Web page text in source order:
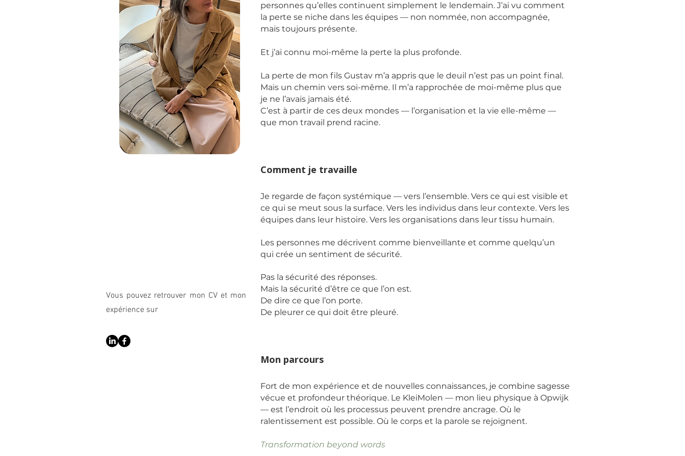
​​Vous pouvez retrouver mon CV et mon
expérience sur
personnes qu’elles continuent simplement le lendemain. J’ai vu comment
la perte se niche dans les équipes — non nommée, non accompagnée,
mais toujours présente.
Et j’ai connu moi-même la perte la plus profonde.
La perte de mon fils Gustav m’a appris que le deuil n’est pas un point final.
Mais un chemin vers soi-même. Il m’a rapprochée de moi-même plus que
je ne l’avais jamais été.
C’est à partir de ces deux mondes — l’organisation et la vie elle-même —
que mon travail prend racine.
Comment je travaille
Je regarde de façon systémique — vers l’ensemble. Vers ce qui est visible et
ce qui se meut sous la surface. Vers les individus dans leur contexte. Vers les
équipes dans leur histoire. Vers les organisations dans leur tissu humain.
Les personnes me décrivent comme bienveillante et comme quelqu’un
qui crée un sentiment de sécurité.
Pas la sécurité des réponses.
Mais la sécurité d’être ce que l’on est.
De dire ce que l’on porte.
De pleurer ce qui doit être pleuré.
Mon parcours
Fort de mon expérience et de nouvelles connaissances, je combine sagesse
vécue et profondeur théorique. Le KleiMolen — mon lieu physique à Opwijk
— est l’endroit où les processus peuvent prendre ancrage. Où le
ralentissement est possible. Où le corps et la parole se rejoignent.
Transformation beyond words